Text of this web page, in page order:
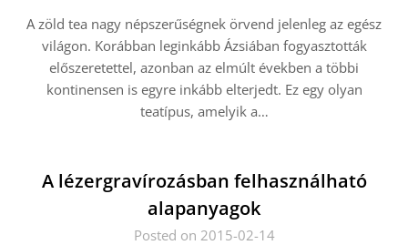
A zöld tea nagy népszerűségnek örvend jelenleg az egész
világon. Korábban leginkább Ázsiában fogyasztották
előszeretettel, azonban az elmúlt években a többi
kontinensen is egyre inkább elterjedt. Ez egy olyan
teatípus, amelyik a…
A lézergravírozásban felhasználható
alapanyagok
Posted on 2015-02-14